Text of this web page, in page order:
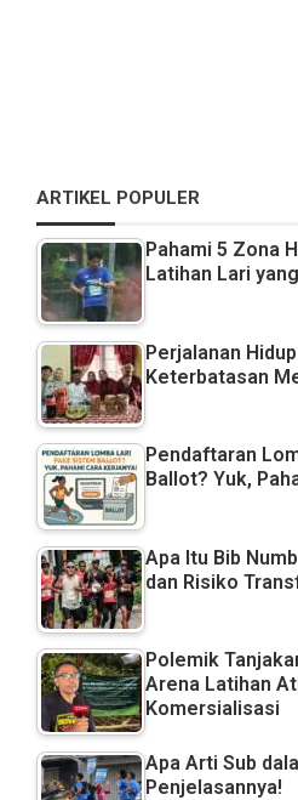
ARTIKEL POPULER
Pahami 5 Zona
Latihan Lari
Perjalanan
Keterbatasan
Pendaftaran
Ballot? Yuk,
Apa Itu Bib
dan Risiko
Polemik
Arena Latihan
Komersialisasi
Apa Arti Sub
Penjelasannya!